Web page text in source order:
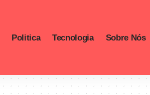
Politica Tecnologia Sobre Nós